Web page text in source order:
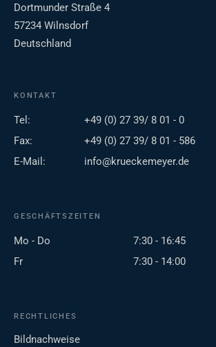
Dortmunder Straße 4
57234 Wilnsdorf
Deutschland
KONTAKT
Tel:
+49 (0) 27 39/ 8 01 - 0
Fax:
+49 (0) 27 39/ 8 01 - 586
E-Mail:
info@krueckemeyer.de
GESCHÄFTSZEITEN
Mo - Do
7:30 - 16:45
Fr
7:30 - 14:00
RECHTLICHES
Bildnachweise